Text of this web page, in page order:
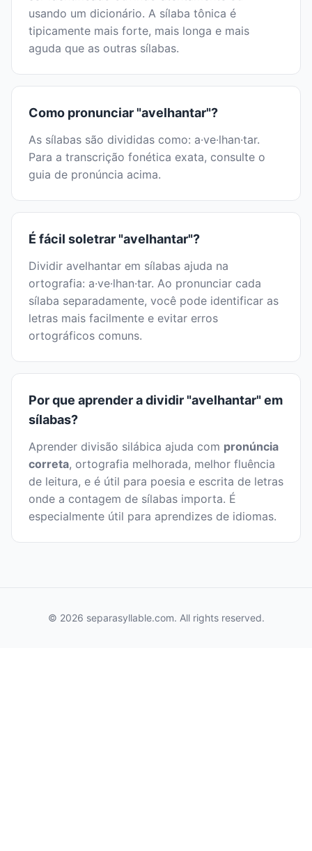
usando um dicionário. A sílaba tônica é
tipicamente mais forte, mais longa e mais
aguda que as outras sílabas.
Como pronunciar "avelhantar"?
As sílabas são divididas como: a·ve·lhan·tar.
Para a transcrição fonética exata, consulte o
guia de pronúncia acima.
É fácil soletrar "avelhantar"?
Dividir avelhantar em sílabas ajuda na
ortografia: a·ve·lhan·tar. Ao pronunciar cada
sílaba separadamente, você pode identificar as
letras mais facilmente e evitar erros
ortográficos comuns.
Por que aprender a dividir "avelhantar" em
sílabas?
Aprender divisão silábica ajuda com pronúncia
correta, ortografia melhorada, melhor fluência
de leitura, e é útil para poesia e escrita de letras
onde a contagem de sílabas importa. É
especialmente útil para aprendizes de idiomas.
© 2026 separasyllable.com. All rights reserved.